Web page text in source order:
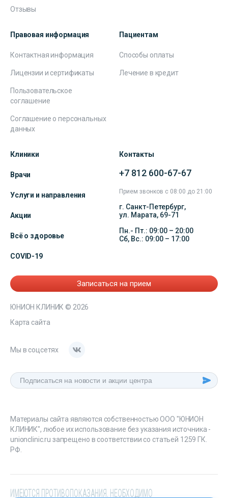
Отзывы
Правовая информация
Контактная информация
Лицензии и сертификаты
Пользовательское
соглашение
Соглашение о персональных
данных
Пациентам
Способы оплаты
Лечение в кредит
Клиники
Врачи
Услуги и направления
Акции
Всё о здоровье
COVID-19
Контакты
+7 812 600-67-67
Прием звонков с 08:00 до 21:00
г. Санкт-Петербург,
ул. Марата, 69-71
Пн.- Пт.: 09:00 – 20:00
Сб, Вс.: 09:00 – 17:00
Записаться на прием
ЮНИОН КЛИНИК © 2026
Карта сайта
Мы в соцсетях
Материалы сайта являются собственностью ООО "ЮНИОН
КЛИНИК", любое их использование без указания источника -
unionclinic.ru запрещено в соответствии со статьей 1259 ГК.
РФ.
ИМЕЮТСЯ ПРОТИВОПОКАЗАНИЯ. НЕОБХОДИМО